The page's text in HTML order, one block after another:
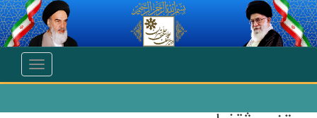
انتقال به محتوای اصلی
Toggle